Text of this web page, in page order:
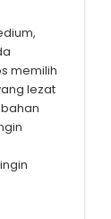
memilih
lezat